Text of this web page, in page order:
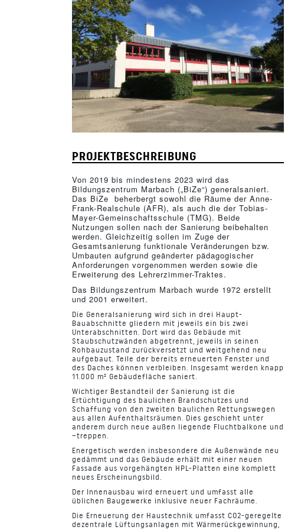
PROJEKTBESCHREIBUNG
Von 2019 bis mindestens 2023 wird das
Bildungszentrum Marbach („BiZe“) generalsaniert.
Das BiZe beherbergt sowohl die Räume der Anne-
Frank-Realschule (AFR), als auch die der Tobias-
Mayer-Gemeinschaftsschule (TMG). Beide
Nutzungen sollen nach der Sanierung beibehalten
werden. Gleichzeitig sollen im Zuge der
Gesamtsanierung funktionale Veränderungen bzw.
Umbauten aufgrund geänderter pädagogischer
Anforderungen vorgenommen werden sowie die
Erweiterung des Lehrerzimmer-Traktes.
Das Bildungszentrum Marbach wurde 1972 erstellt
und 2001 erweitert.
Die Generalsanierung wird sich in drei Haupt-
Bauabschnitte gliedern mit jeweils ein bis zwei
Unterabschnitten. Dort wird das Gebäude mit
Staubschutzwänden abgetrennt, jeweils in seinen
Rohbauzustand zurückversetzt und weitgehend neu
aufgebaut. Teile der bereits erneuerten Fenster und
des Daches können verbleiben. Insgesamt werden knapp
11.000 m² Gebäudefläche saniert.
Wichtiger Bestandteil der Sanierung ist die
Ertüchtigung des baulichen Brandschutzes und
Schaffung von den zweiten baulichen Rettungswegen
aus allen Aufenthaltsräumen. Dies geschieht unter
anderem durch neue außen liegende Fluchtbalkone und
–treppen.
Energetisch werden insbesondere die Außenwände neu
gedämmt und das Gebäude erhält mit einer neuen
Fassade aus vorgehängten HPL-Platten eine komplett
neues Erscheinungsbild.
Der Innenausbau wird erneuert und umfasst alle
üblichen Baugewerke inklusive neuer Fachräume.
Die Erneuerung der Haustechnik umfasst CO2-geregelte
dezentrale Lüftungsanlagen mit Wärmerückgewinnung,